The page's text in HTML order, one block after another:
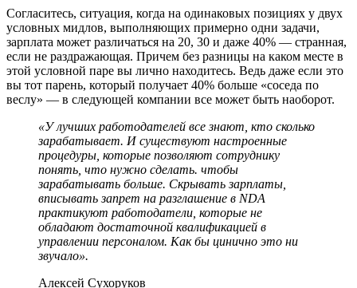
Согласитесь, ситуация, когда на одинаковых позициях у двух
условных мидлов, выполняющих примерно одни задачи,
зарплата может различаться на 20, 30 и даже 40% — странная,
если не раздражающая. Причем без разницы на каком месте в
этой условной паре вы лично находитесь. Ведь даже если это
вы тот парень, который получает 40% больше «соседа по
веслу» — в следующей компании все может быть наоборот.
«У лучших работодателей все знают, кто сколько
зарабатывает. И существуют настроенные
процедуры, которые позволяют сотруднику
понять, что нужно сделать. чтобы
зарабатывать больше. Скрывать зарплаты,
вписывать запрет на разглашение в NDA
практикуют работодатели, которые не
обладают достаточной квалификацией в
управлении персоналом. Как бы цинично это ни
звучало».
Алексей Сухоруков